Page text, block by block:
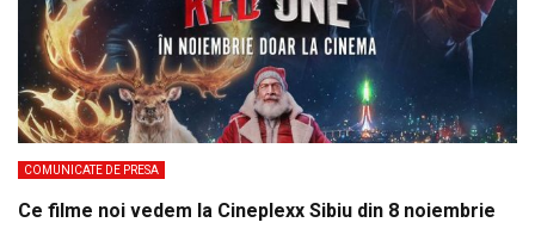
COMUNICATE DE PRESA
Ce filme noi vedem la Cineplexx Sibiu din 8 noiembrie